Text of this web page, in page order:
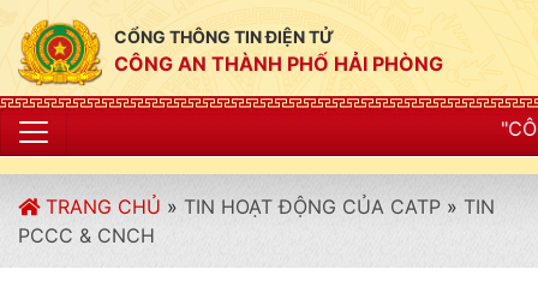
CỔNG THÔNG TIN ĐIỆN TỬ
CÔNG AN THÀNH PHỐ HẢI PHÒNG
"CÔNG AN THÀNH
TRANG CHỦ » TIN HOẠT ĐỘNG CỦA CATP » TIN
PCCC & CNCH